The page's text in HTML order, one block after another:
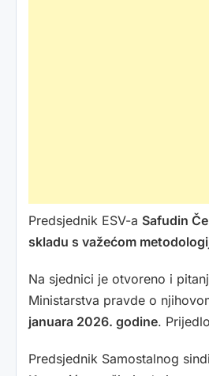
Predsjednik ESV-a Safudin
skladu s važećom
Na sjednici je otvoreno i
Ministarstva pravde o
januara 2026. godine.
Predsjednik Samostalnog